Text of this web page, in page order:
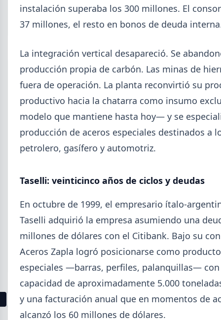
5,7% en 2026 y la capacidad instalada bajó a 40,8%,
uno de los niveles más bajos de la serie.
ACERO 2026-07-23
Producción Mundial de Acero –
Junio 2026
La producción mundial de acero crudo alcanzó
155,7 Mt en junio 2026 (+1,7% i.a.), mientras el
acumulado enero-junio retrocede 0,7%.
3 4 5 6 7 8 9 10 11 12 13
instalación superaba los 300 millones. El
37 millones, el resto en bonos de deuda
La integración vertical desapareció. Se
producción propia de carbón. Las minas de
fuera de operación. La planta reconvirtió su
productivo hacia la chatarra como insumo
modelo que mantiene hasta hoy— y se
producción de aceros especiales destinados a
petrolero, gasífero y automotriz.
Taselli: veinticinco años de ciclos y deudas
En octubre de 1999, el empresario ítalo-
Taselli adquirió la empresa asumiendo una
millones de dólares con el Citibank. Bajo su
Aceros Zapla logró posicionarse como
especiales —barras, perfiles, palanquillas—
capacidad de aproximadamente 5.000
y una facturación anual que en momentos de
alcanzó los 60 millones de dólares.